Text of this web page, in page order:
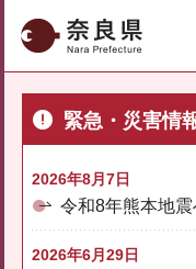
奈良県
緊急・災害情
2026年8月7日
令和8年熊本地
2026年6月29日